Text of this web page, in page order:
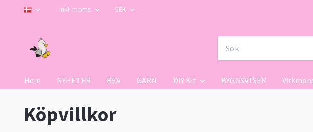
Inkl. moms SEK
Hem NYHETER REA GARN DIY Kit BYGGSATSER
Köpvillkor